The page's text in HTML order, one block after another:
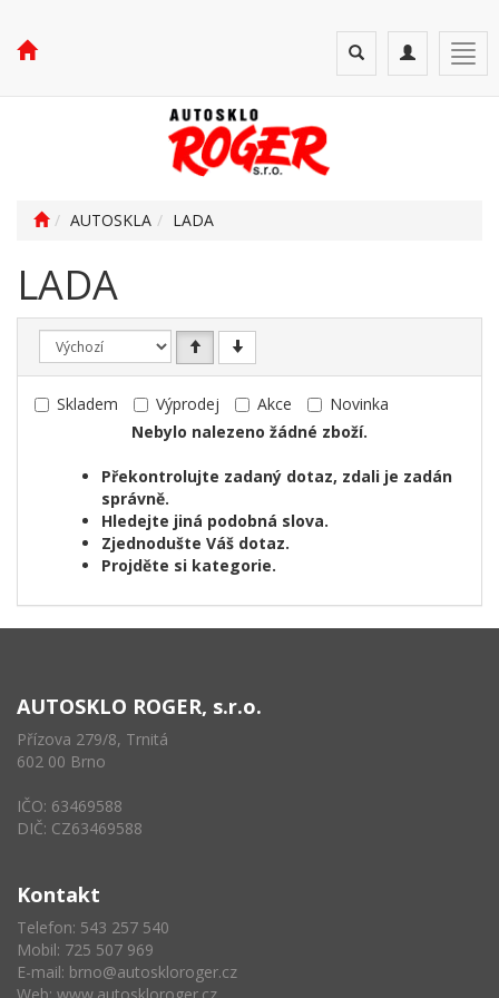
Toggle
navigation
Toggle
search
AUTOSKLA LADA
LADA
Skladem Výprodej Akce
Novinka
Nebylo nalezeno žádné zboží.
Překontrolujte zadaný dotaz, zdali je zadán
správně.
Hledejte jiná podobná slova.
Zjednodušte Váš dotaz.
Projděte si kategorie.
AUTOSKLO ROGER, s.r.o.
Přízova 279/8, Trnitá
602 00 Brno
IČO: 63469588
DIČ: CZ63469588
Kontakt
Telefon: 543 257 540
Mobil: 725 507 969
E-mail: brno@autoskloroger.cz